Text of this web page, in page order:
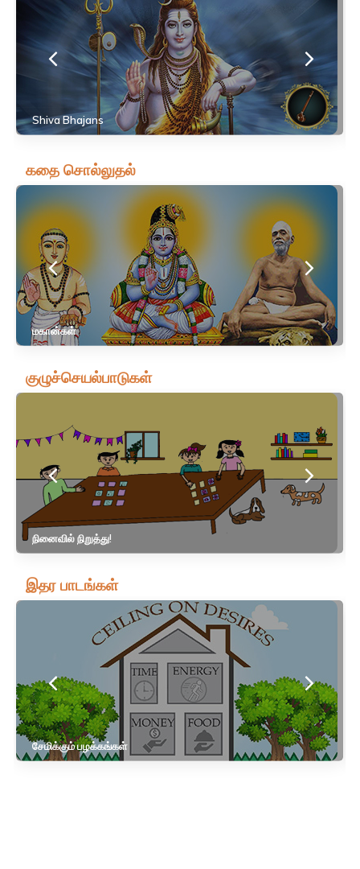
Shiva Bhajans
கதை சொல்லுதல்
மகான்கள்
குழுச்செயல்பாடுகள்
நினைவில் நிறுத்து!
இதர பாடங்கள்
சேமிக்கும் பழக்கங்கள்